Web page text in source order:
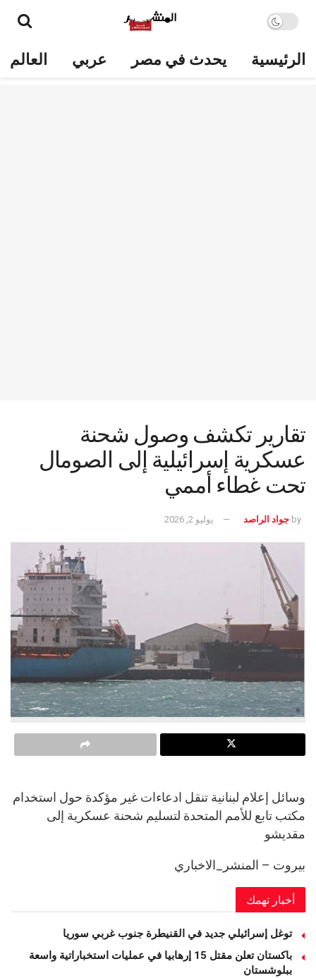
الرئيسية يحدث في مصر عربي العالم
تقارير تكشف وصول شحنة
عسكرية إسرائيلية إلى الصومال
تحت غطاء أممي
by جواد الراصد يوليو 2, 2026
وسائل إعلام لبنانية تنقل ادعاءات غير مؤكدة حول استخدام
مكتب تابع للأمم المتحدة لتسليم شحنة عسكرية إلى
مقديشو
بيروت – المنشر_الاخباري
أخبار تهمك
توغل إسرائيلي جديد في القنيطرة جنوب غربي سوريا
باكستان تعلن مقتل 15 إرهابيا في عمليات استخباراتية واسعة
ببلوشستان